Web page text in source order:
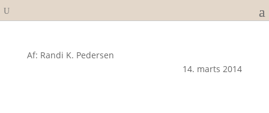
Af: Randi K. Pedersen
14. marts 2014